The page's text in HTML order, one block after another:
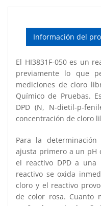
Información del
El HI3831F-050 es un
previamente lo que
mediciones de cloro
Químico de Pruebas.
DPD (N, N-dietil-p-
concentración de cloro
Para la
ajusta primero a un pH
el reactivo DPD a una
reactivo se oxida
cloro y el reactivo
de color rosa. Cuanto